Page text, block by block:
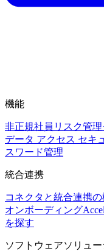
機能
非正規社員リスク管理
データ アクセス セキ
スワード管理
統合連携
コネクタと統合連携
オンボーディング
を探す
ソフトウェアソリュ